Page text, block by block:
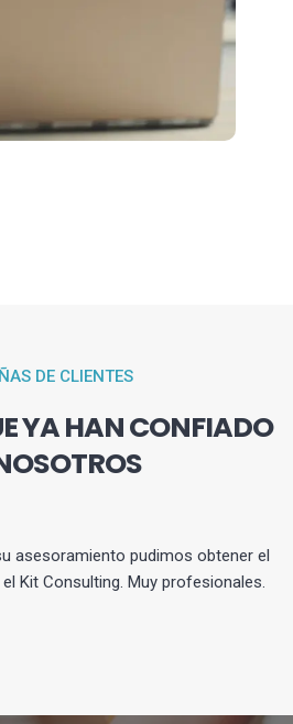
DE CLIENTES
YA HAN CONFIADO
asesoramiento pudimos obtener el
el Kit Consulting. Muy profesionales.